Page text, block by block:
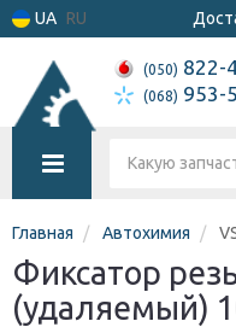
UA RU
(050) 822-
(068) 953-
Главная Автохимия
Фиксатор
(удаляемый)